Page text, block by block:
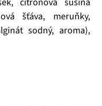
šťáva, meruňky,
sodný, aroma),